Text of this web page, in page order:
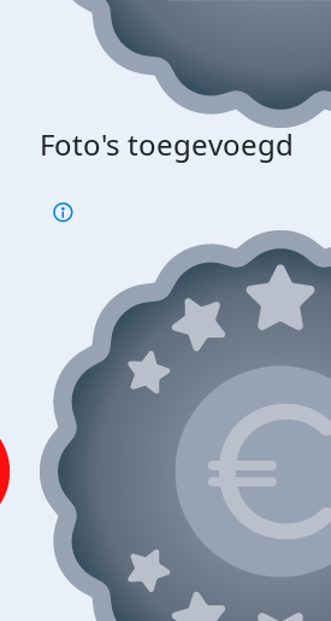
Foto's toegevoegd